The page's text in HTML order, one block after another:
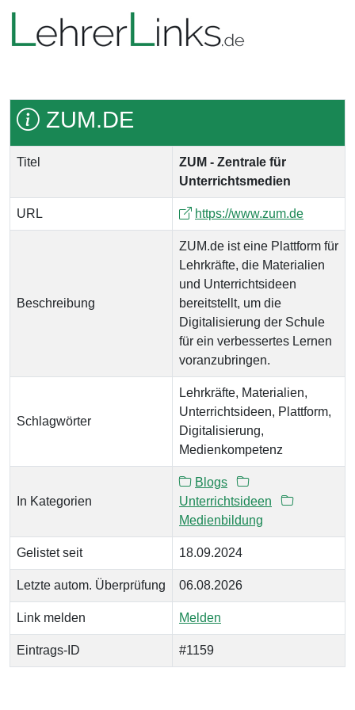
ZUM.DE
Titel
ZUM - Zentrale für
Unterrichtsmedien
URL https://www.zum.de
Beschreibung
ZUM.de ist eine Plattform für
Lehrkräfte, die Materialien
und Unterrichtsideen
bereitstellt, um die
Digitalisierung der Schule
für ein verbessertes Lernen
voranzubringen.
Schlagwörter
Lehrkräfte, Materialien,
Unterrichtsideen, Plattform,
Digitalisierung,
Medienkompetenz
In Kategorien
Blogs
Unterrichtsideen
Medienbildung
Gelistet seit 18.09.2024
Letzte autom. Überprüfung 06.08.2026
Link melden Melden
Eintrags-ID #1159